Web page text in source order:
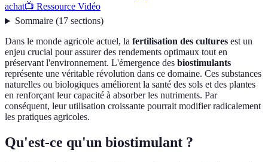
achat📺 Ressource Vidéo
Sommaire(17 sections)
Dans le monde agricole actuel, la fertilisation des cultures est un
enjeu crucial pour assurer des rendements optimaux tout en
préservant l'environnement. L'émergence des biostimulants
représente une véritable révolution dans ce domaine. Ces substances
naturelles ou biologiques améliorent la santé des sols et des plantes
en renforçant leur capacité à absorber les nutriments. Par
conséquent, leur utilisation croissante pourrait modifier radicalement
les pratiques agricoles.
Qu'est-ce qu'un biostimulant ?